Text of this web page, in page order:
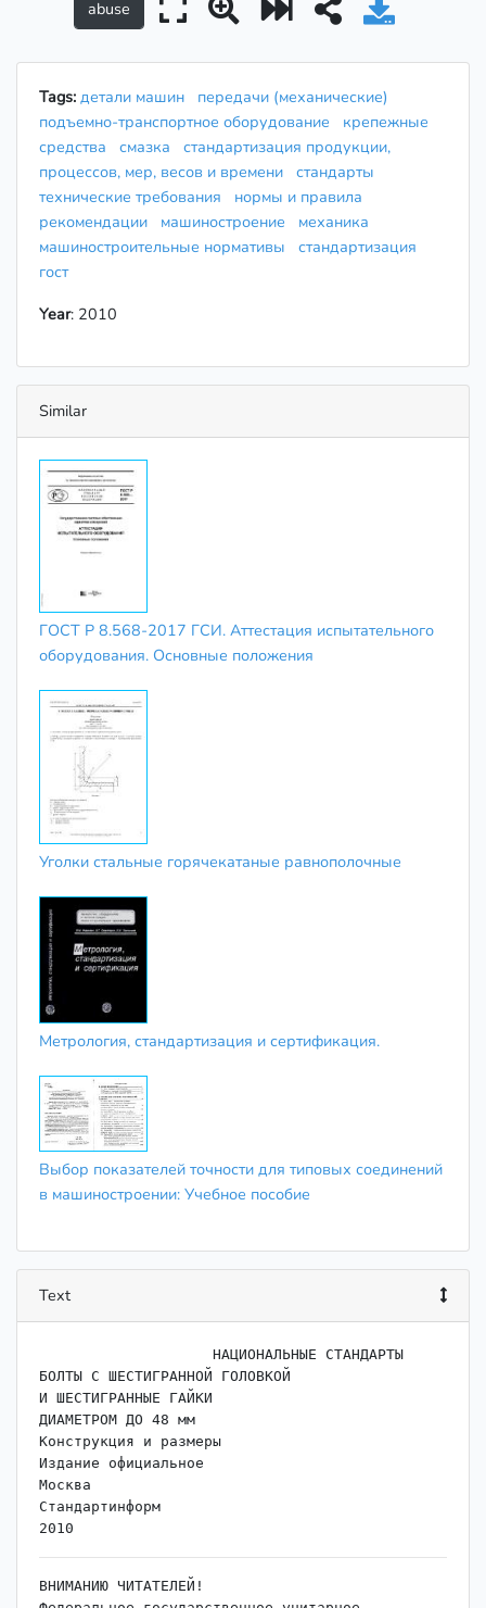
Tags: детали машин
передачи (механические)
подъемно-транспортное оборудование
крепежные
средства
смазка
стандартизация продукции,
процессов, мер, весов и времени стандарты
технические требования
нормы и правила
рекомендации
машиностроение
механика
машиностроительные нормативы
стандартизация
гост
Year: 2010
Similar
ГОСТ Р 8.568-2017 ГСИ. Аттестация испытательного
оборудования. Основные положения
Уголки стальные горячекатаные равнополочные
Метрология, стандартизация и сертификация.
Выбор показателей точности для типовых соединений
в машиностроении: Учебное пособие
Text
БОЛТЫ С ШЕСТИГРАННОЙ ГОЛОВКОЙ
И ШЕСТИГРАННЫЕ ГАЙКИ
ДИАМЕТРОМ ДО 48 мм
Конструкция и размеры
Издание официальное
Москва
Стандартинформ
ВНИМАНИЮ ЧИТАТЕЛЕЙ!